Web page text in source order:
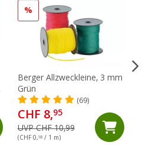
%
Berger Allzweckleine, 3 mm
Grün
(69)
CHF 8,95
UVP CHF 10,99
(CHF 0,18/ 1 m)